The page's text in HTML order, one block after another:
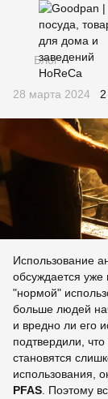
Блог
28 марта 2024
Использование
обсуждается уже
"нормой"
больше людей
и вредно ли его
подтвердили,
становятся
использования,
PFAS. Поэтому